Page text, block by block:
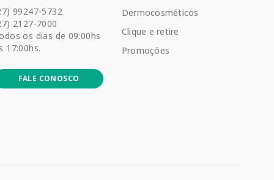
99247-5732
2127-7000
os dias de 09:00hs
17:00hs.
FALE CONOSCO
Dermocosméticos
Clique e retire
Promoções